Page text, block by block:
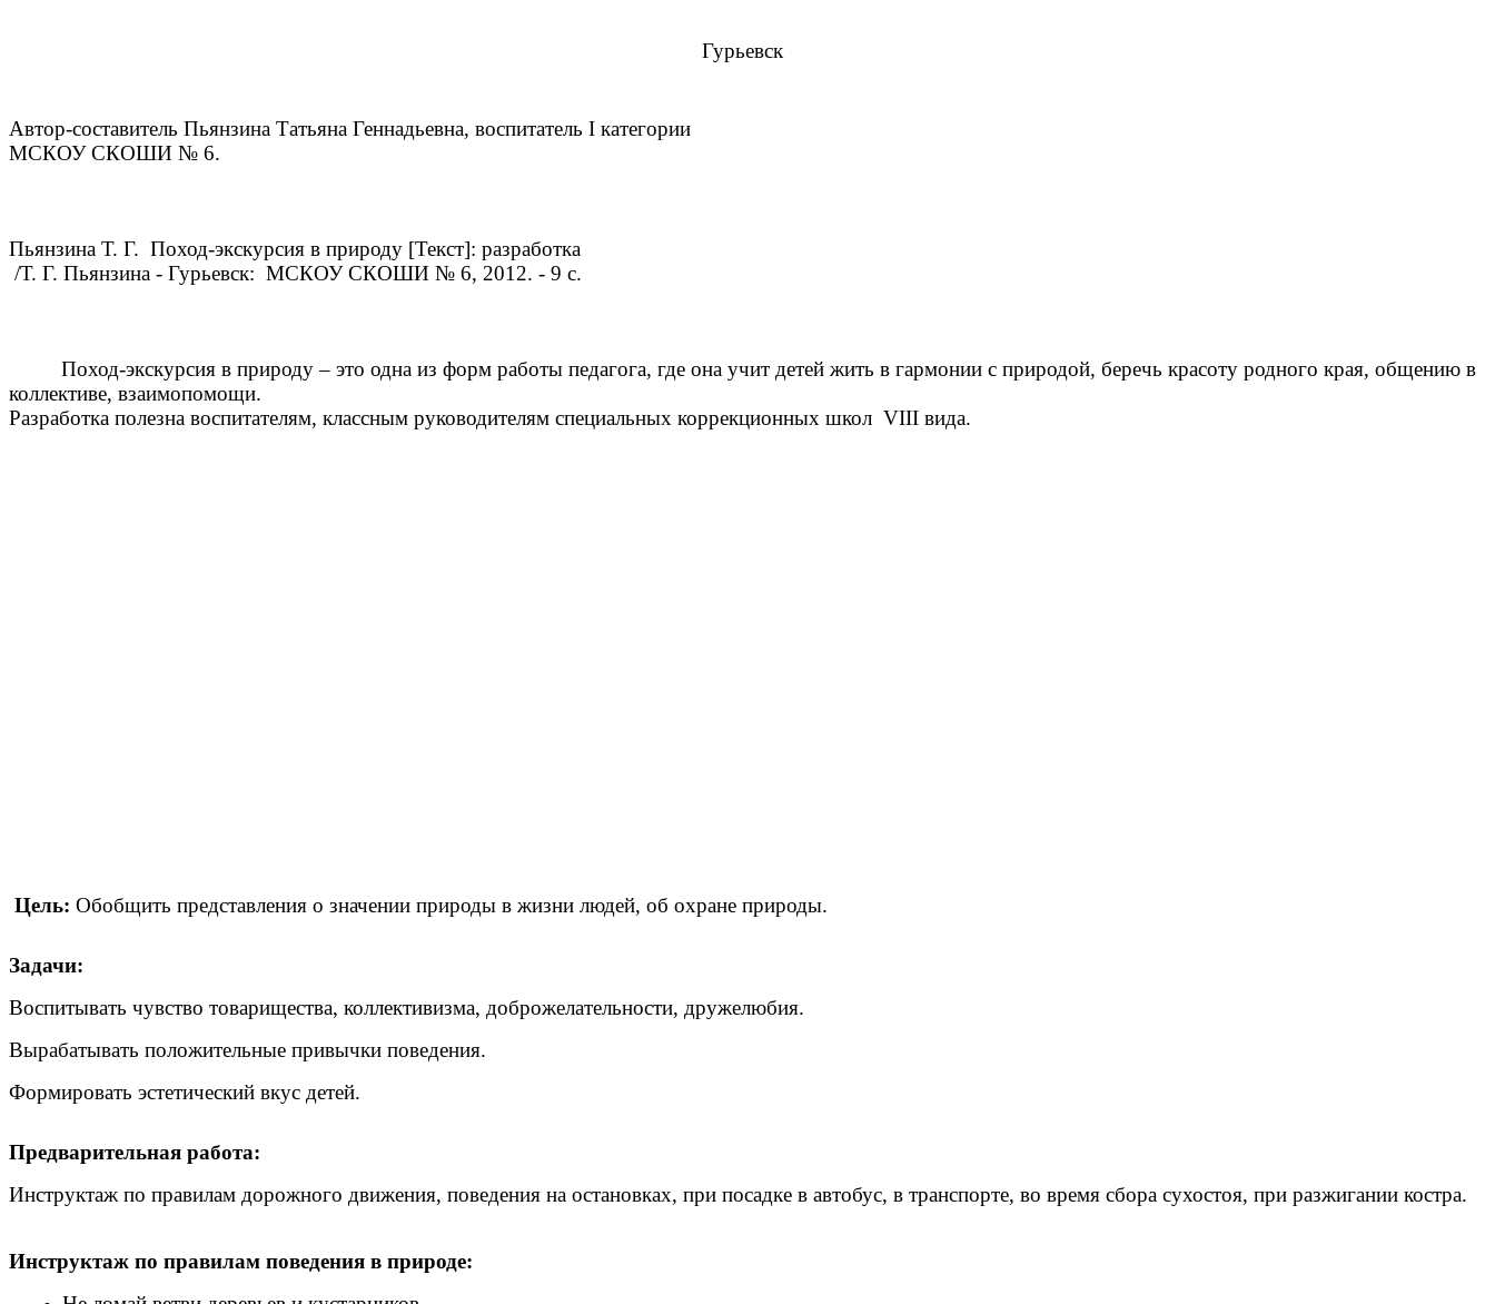
Гурьевск
Автор-составитель Пьянзина Татьяна Геннадьевна, воспитатель I категории
МСКОУ СКОШИ № 6.
Пьянзина Т. Г. Поход-экскурсия в природу [Текст]: разработка
/Т. Г. Пьянзина - Гурьевск: МСКОУ СКОШИ № 6, 2012. - 9 с.
Поход-экскурсия в природу – это одна из форм работы педагога, где она учит детей жить в гармонии с природой, беречь красоту родного края, общению в
коллективе, взаимопомощи.
Разработка полезна воспитателям, классным руководителям специальных коррекционных школ VIII вида.
Цель: Обобщить представления о значении природы в жизни людей, об охране природы.
Задачи:
Воспитывать чувство товарищества, коллективизма, доброжелательности, дружелюбия.
Вырабатывать положительные привычки поведения.
Формировать эстетический вкус детей.
Предварительная работа:
Инструктаж по правилам дорожного движения, поведения на остановках, при посадке в автобус, в транспорте, во время сбора сухостоя, при разжигании костра.
Инструктаж по правилам поведения в природе: